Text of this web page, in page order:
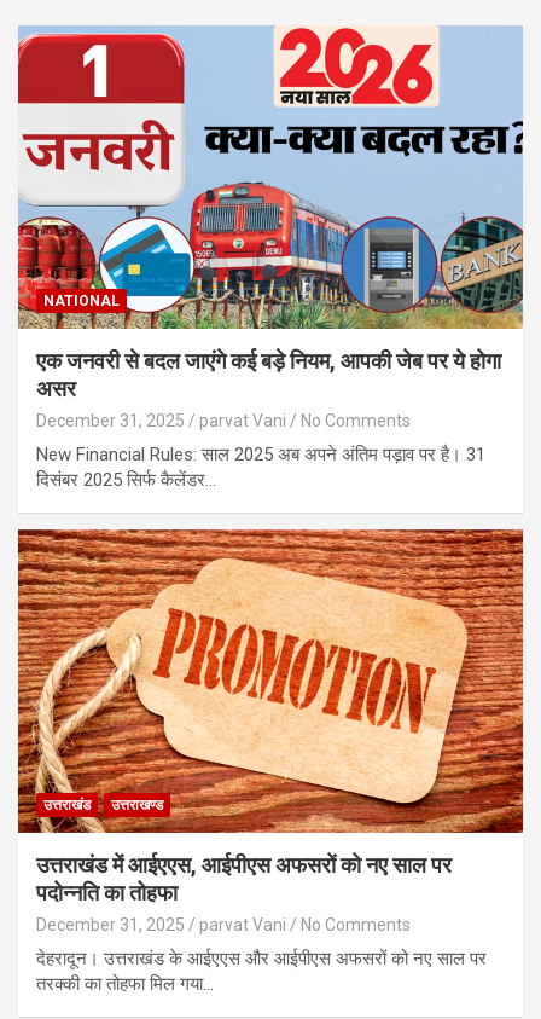
NATIONAL
एक जनवरी से बदल जाएंगे कई बड़े नियम, आपकी जेब पर ये होगा
असर
December 31, 2025 parvat Vani No Comments
New Financial Rules: साल 2025 अब अपने अंतिम पड़ाव पर है। 31
दिसंबर 2025 सिर्फ कैलेंडर…
उत्तराखंड उत्तराखण्ड
उत्तराखंड में आईएएस, आईपीएस अफसरों को नए साल पर
पदोन्नति का तोहफा
December 31, 2025 parvat Vani No Comments
देहरादून। उत्तराखंड के आईएएस और आईपीएस अफसरों को नए साल पर
तरक्की का तोहफा मिल गया…